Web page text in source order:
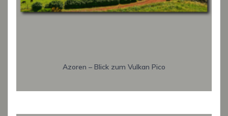
Azoren – Blick zum Vulkan Pico